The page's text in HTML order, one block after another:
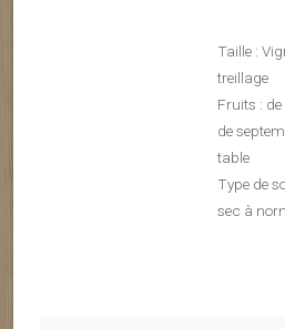
Taille :
treillage
Fruits :
de
table
Type de
sec à